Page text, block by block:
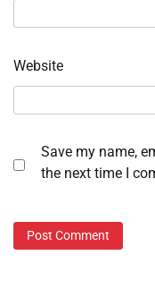
Website
Save my name,
the next time I